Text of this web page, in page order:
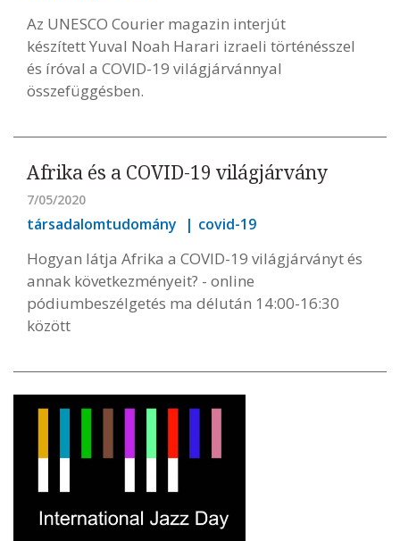
Az UNESCO Courier magazin interjút
készített Yuval Noah Harari izraeli történésszel
és íróval a COVID-19 világjárvánnyal
összefüggésben.
Afrika és a COVID-19 világjárvány
7/05/2020
társadalomtudomány covid-19
Hogyan látja Afrika a COVID-19 világjárványt és
annak következményeit? - online
pódiumbeszélgetés ma délután 14:00-16:30
között